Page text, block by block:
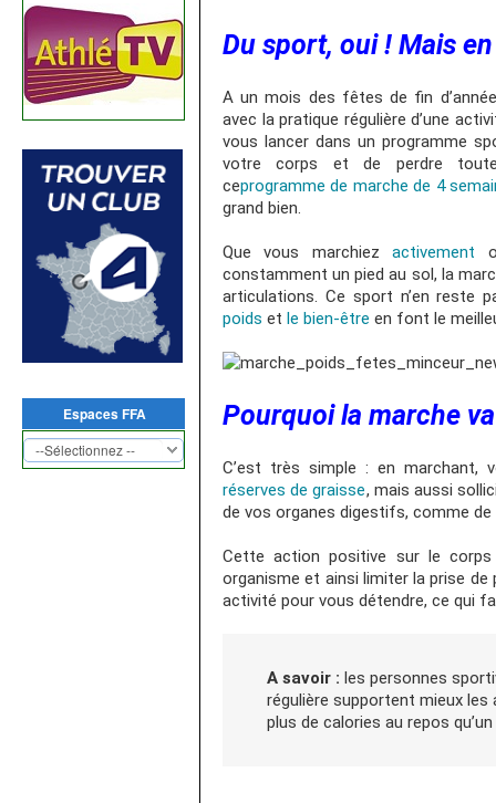
Espaces FFA
Du sport, oui ! Mais
A un mois des fêtes de fin
avec la pratique régulière d’une
vous lancer dans un programme
votre corps et de perdre toute
ceprogramme de marche de 4
grand bien.
Que vous marchiezactivement
constamment un pied au sol, la
articulations. Ce sport n’en reste
poids et le bien-être en font le
Pourquoi la marche
C’est très simple : en marchant,
réserves de graisse, mais aussi
de vos organes digestifs, comme
Cette action positive sur le
organisme et ainsi limiter la prise de
activité pour vous détendre, ce qui
A savoir : les personnes
régulière supportent mieux
plus de calories au repos